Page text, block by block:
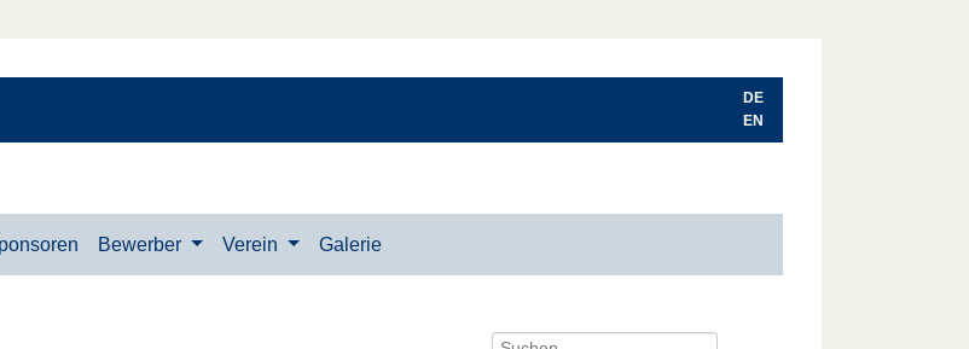
DE
EN
Bewerber Verein Galerie